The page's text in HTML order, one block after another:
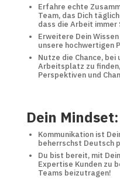
Erfahre echte
Team, das Dich
dass die Arbeit immer
Erweitere Dein
unsere hochwertigen
Nutze die Chance,
Arbeitsplatz zu
Perspektiven und
Dein Mindset:
Kommunikation ist
beherrschst Deutsch
Du bist bereit, mit
Expertise Kunden zu
Teams beizutragen!